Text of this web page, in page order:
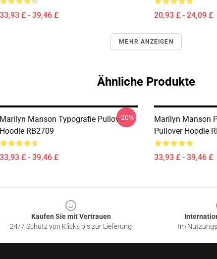
33,93 £ - 39,46 £ 20,93 £ - 24,09 £
MEHR ANZEIGEN
Ähnliche Produkte
Marilyn Manson Typografie Pullover
Hoodie RB2709
33,93 £ - 39,46 £
-20%
Marilyn Manson
Pullover Hoodie
33,93 £ - 39,46 £
Kaufen Sie mit Vertrauen
24/7 Schutz von Klicks bis zur Lieferung
Im